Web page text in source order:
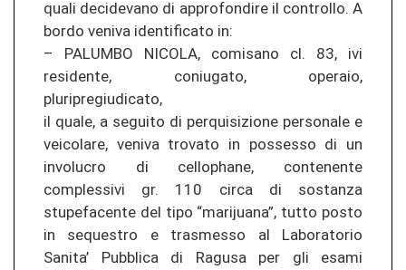
quali decidevano di approfondire il controllo. A
bordo veniva identificato in:
– PALUMBO NICOLA, comisano cl. 83, ivi
residente, coniugato, operaio,
pluripregiudicato,
il quale, a seguito di perquisizione personale e
veicolare, veniva trovato in possesso di un
involucro di cellophane, contenente
complessivi gr. 110 circa di sostanza
stupefacente del tipo “marijuana”, tutto posto
in sequestro e trasmesso al Laboratorio
Sanita’ Pubblica di Ragusa per gli esami